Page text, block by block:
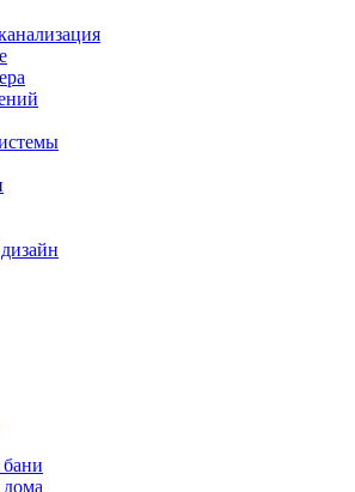
бани
дома